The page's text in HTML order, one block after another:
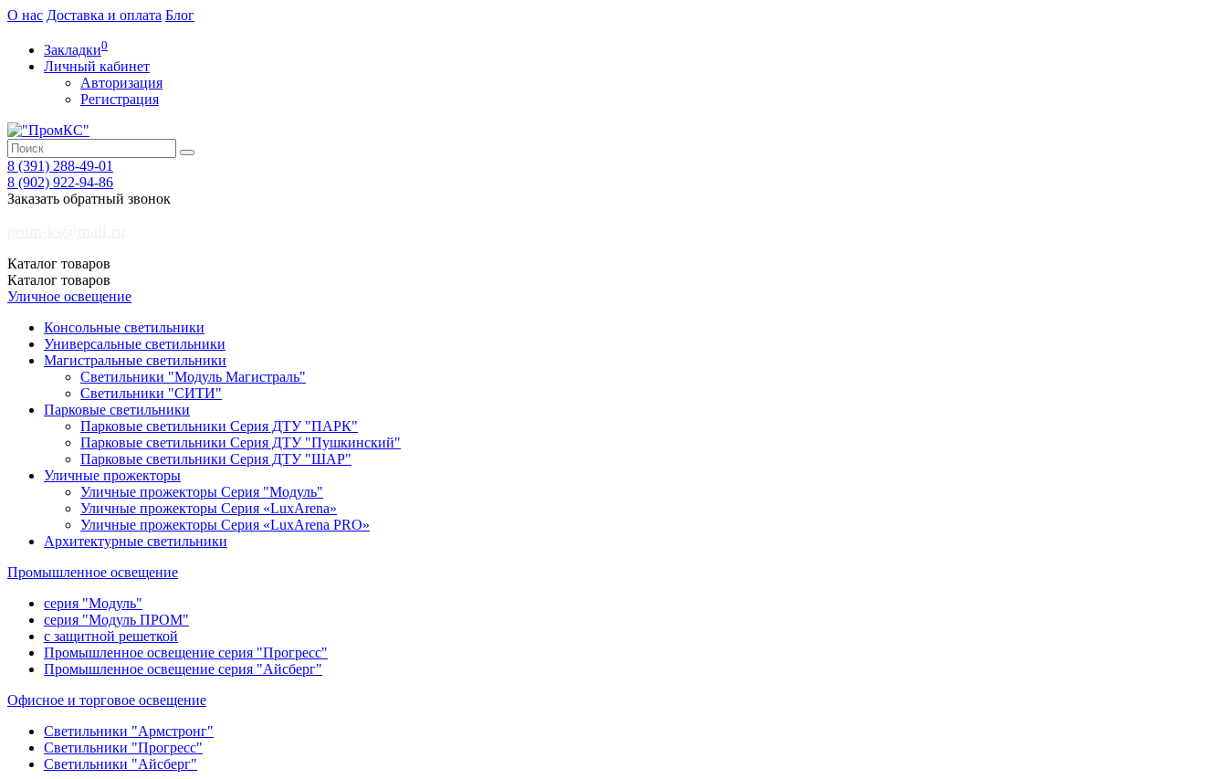
О нас Доставка и оплата Блог
Закладки0
Личный кабинет
Авторизация
Регистрация
8 (391) 288-49-01
8 (902) 922-94-86
Заказать обратный звонок
Каталог товаров
Каталог товаров
Уличное освещение
Консольные светильники
Универсальные светильники
Магистральные светильники
Светильники "Модуль Магистраль"
Светильники "СИТИ"
Парковые светильники
Парковые светильники Серия ДТУ "ПАРК"
Парковые светильники Серия ДТУ "Пушкинский"
Парковые светильники Серия ДТУ "ШАР"
Уличные прожекторы
Уличные прожекторы Серия "Модуль"
Уличные прожекторы Серия «LuxArena»
Уличные прожекторы Серия «LuxArena PRO»
Архитектурные светильники
Промышленное освещение
серия "Модуль"
серия "Модуль ПРОМ"
с защитной решеткой
Промышленное освещение серия "Прогресс"
Промышленное освещение серия "Айсберг"
Офисное и торговое освещение
Светильники "Армстронг"
Светильники "Прогресс"
Cветильники "Айсберг"